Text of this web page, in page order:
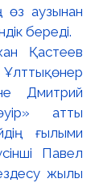
Қастеев
өнер
Дмитрий
атты
ғылыми
Павел
жылы